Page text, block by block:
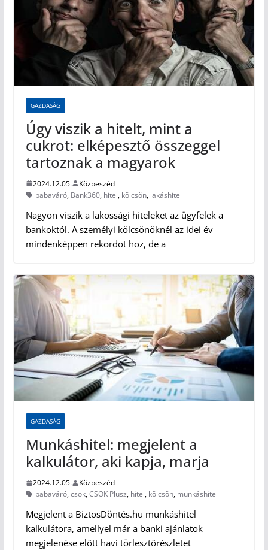
GAZDASÁG
Úgy viszik a hitelt, mint a
cukrot: elképesztő összeggel
tartoznak a magyarok
2024.12.05.
Közbeszéd
babaváró, Bank360, hitel, kölcsön, lakáshitel
Nagyon viszik a lakossági hiteleket az ügyfelek a
bankoktól. A személyi kölcsönöknél az idei év
mindenképpen rekordot hoz, de a
GAZDASÁG
Munkáshitel: megjelent a
kalkulátor, aki kapja, marja
2024.12.05.
Közbeszéd
babaváró,csok,CSOK Plusz, hitel, kölcsön, munkáshitel
Megjelent a BiztosDöntés.hu munkáshitel
kalkulátora, amellyel már a banki ajánlatok
megjelenése előtt havi törlesztőrészletet